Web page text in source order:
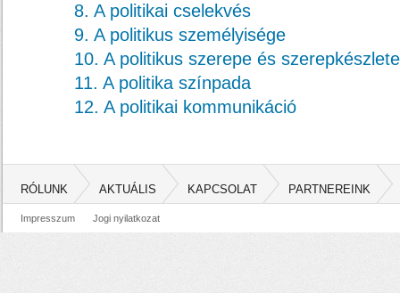
8. A politikai cselekvés
9. A politikus személyisége
10. A politikus szerepe és szerepkészlete
11. A politika színpada
12. A politikai kommunikáció
RÓLUNK AKTUÁLIS KAPCSOLAT PARTNEREINK
Impresszum Jogi nyilatkozat